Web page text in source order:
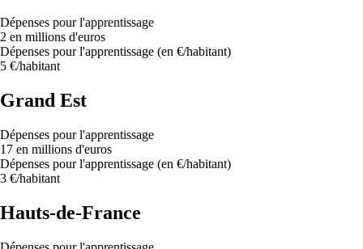
Dépenses pour l'apprentissage
2 en millions d'euros
Dépenses pour l'apprentissage (en €/habitant)
5 €/habitant
Grand Est
Dépenses pour l'apprentissage
17 en millions d'euros
Dépenses pour l'apprentissage (en €/habitant)
3 €/habitant
Hauts-de-France